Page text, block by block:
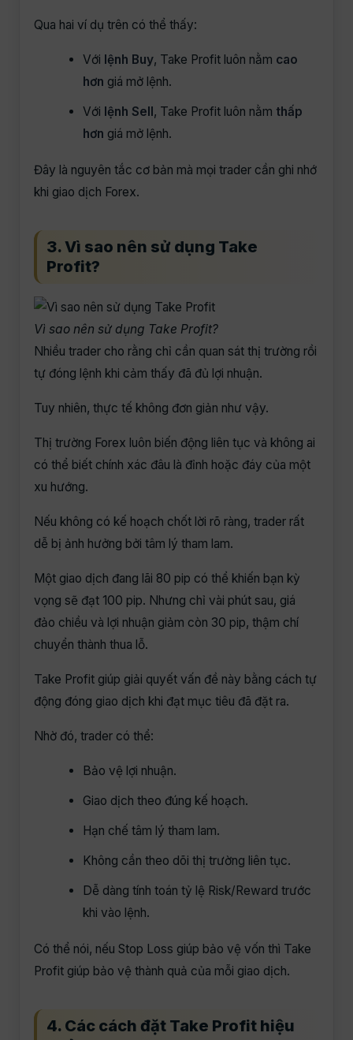
Qua hai ví dụ trên có thể thấy:
Với lệnh Buy, Take Profit luôn nằm cao
hơn giá mở lệnh.
Với lệnh Sell, Take Profit luôn nằm thấp
hơn giá mở lệnh.
Đây là nguyên tắc cơ bản mà mọi trader cần ghi nhớ
khi giao dịch Forex.
3. Vì sao nên sử dụng Take
Profit?
Vì sao nên sử dụng Take Profit?
Nhiều trader cho rằng chỉ cần quan sát thị trường rồi
tự đóng lệnh khi cảm thấy đã đủ lợi nhuận.
Tuy nhiên, thực tế không đơn giản như vậy.
Thị trường Forex luôn biến động liên tục và không ai
có thể biết chính xác đâu là đỉnh hoặc đáy của một
xu hướng.
Nếu không có kế hoạch chốt lời rõ ràng, trader rất
dễ bị ảnh hưởng bởi tâm lý tham lam.
Một giao dịch đang lãi 80 pip có thể khiến bạn kỳ
vọng sẽ đạt 100 pip. Nhưng chỉ vài phút sau, giá
đảo chiều và lợi nhuận giảm còn 30 pip, thậm chí
chuyển thành thua lỗ.
Take Profit giúp giải quyết vấn đề này bằng cách tự
động đóng giao dịch khi đạt mục tiêu đã đặt ra.
Nhờ đó, trader có thể:
Bảo vệ lợi nhuận.
Giao dịch theo đúng kế hoạch.
Hạn chế tâm lý tham lam.
Không cần theo dõi thị trường liên tục.
Dễ dàng tính toán tỷ lệ Risk/Reward trước
khi vào lệnh.
Có thể nói, nếu Stop Loss giúp bảo vệ vốn thì Take
Profit giúp bảo vệ thành quả của mỗi giao dịch.
4. Các cách đặt Take Profit hiệu